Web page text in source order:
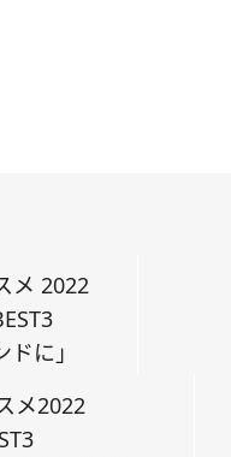
メ 2022
に」
メ2022